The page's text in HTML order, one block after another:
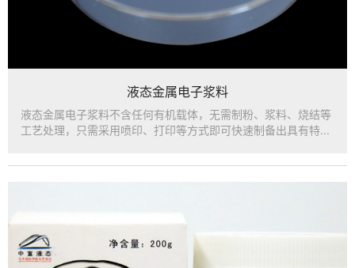
液态金属电子浆料
液态金属电子浆料不含任何有机载体，无需制粉、浆料、烧结等
工艺处理，只需采用喷印、打印等方式即可快速制备出具有特...